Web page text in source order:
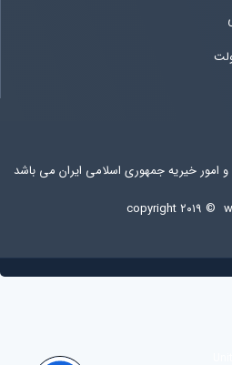
امور خیریه جمهوری اسلامی ایران می باشد
copyright ۲۰۱۹ ©